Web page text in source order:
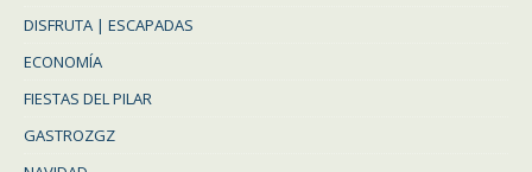
DISFRUTA | ESCAPADAS
ECONOMÍA
FIESTAS DEL PILAR
GASTROZGZ